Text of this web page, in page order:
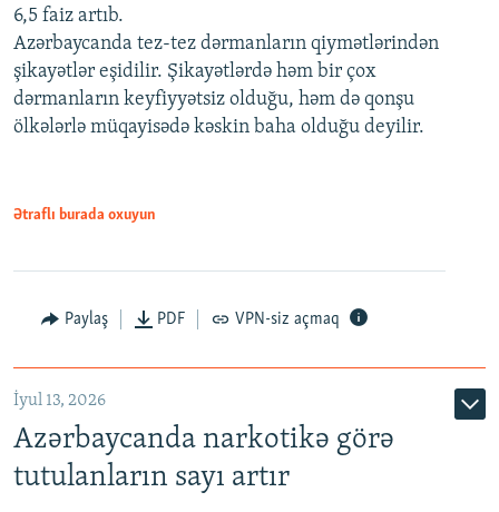
6,5 faiz artıb.
Azərbaycanda tez-tez dərmanların qiymətlərindən
şikayətlər eşidilir. Şikayətlərdə həm bir çox
dərmanların keyfiyyətsiz olduğu, həm də qonşu
ölkələrlə müqayisədə kəskin baha olduğu deyilir.
Ətraflı burada oxuyun
Paylaş PDF VPN-siz açmaq
İyul 13, 2026
Azərbaycanda narkotikə görə
tutulanların sayı artır